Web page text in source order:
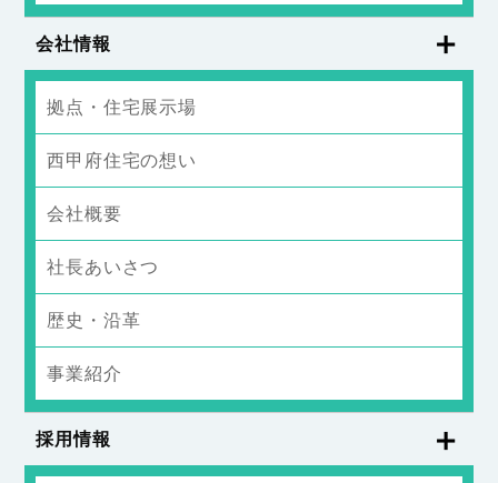
会社情報
拠点・住宅展示場
西甲府住宅の想い
会社概要
社長あいさつ
歴史・沿革
事業紹介
採用情報